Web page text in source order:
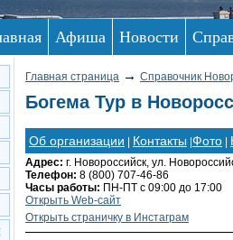
Афиша Новости
Главная страница → Справочник
Богема Тур в
Об организации Контакты Фото
Адрес: г. Новороссийск, ул.
Телефон: 8 (800) 707-46-86
Часы работы: ПН-ПТ с 09:00 до 17:00
Открыть Web-сайт
Открыть cтраничку в Инстаграм